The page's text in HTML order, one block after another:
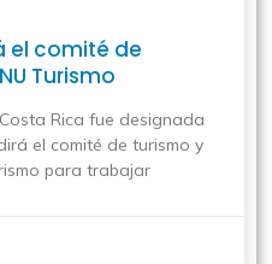
el comité de
Turismo
Rica fue designada
el comité de turismo y
para trabajar